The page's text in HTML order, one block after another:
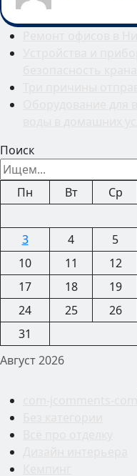
Поиск
Август 2026
Пн Вт Ср
3
4 5
10
11 12
17
18 19
24
25 26
31